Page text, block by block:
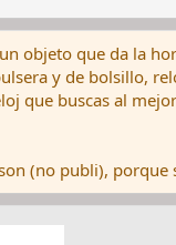
objeto que da la
y de bolsillo,
que buscas al
(no publi), porque